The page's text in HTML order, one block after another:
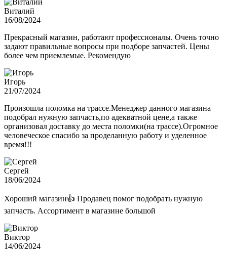
Виталий
16/08/2024
Прекрасный магазин, работают профессионалы. Очень точно
задают правильные вопросы при подборе запчастей. Цены
более чем приемлемые. Рекомендую
Игорь
21/07/2024
Произошла поломка на трассе.Менеджер данного магазина
подобрал нужную запчасть,по адекватной цене,а также
организовал доставку до места поломки(на трассе).Огромное
человеческое спасибо за проделанную работу и уделенное
время!!!
Сергей
18/06/2024
Хороший магазин👍 Продавец помог подобрать нужную
запчасть. Ассортимент в магазине большой
Виктор
14/06/2024